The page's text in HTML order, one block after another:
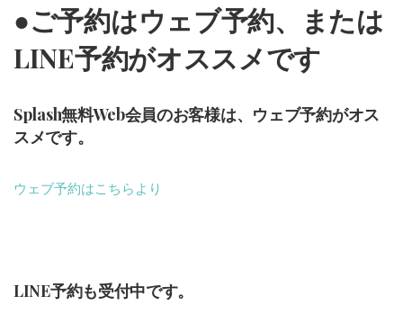
●ご予約はウェブ予約、または
LINE予約がオススメです
Splash無料Web会員のお客様は、ウェブ予約がオス
スメです。
ウェブ予約はこちらより
LINE予約も受付中です。